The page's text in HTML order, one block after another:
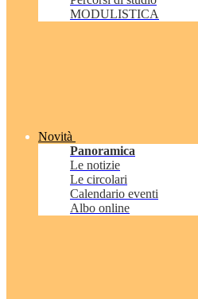
MODULISTICA
Novità
Panoramica
Le notizie
Le circolari
Calendario eventi
Albo online